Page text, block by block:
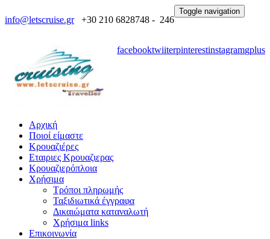
info@letscruise.gr +30 210 6828748 - 246
facebooktwiiterpinterestinstagramgplus
Toggle navigation
Αρχική
Ποιοί είμαστε
Κρουαζιέρες
Εταιριες Κρουαζιερας
Κρουαζιερόπλοια
Χρήσιμα
Τρόποι πληρωμής
Ταξιδιωτικά έγγραφα
Δικαιώματα καταναλωτή
Χρήσιμα links
Επικοινωνία